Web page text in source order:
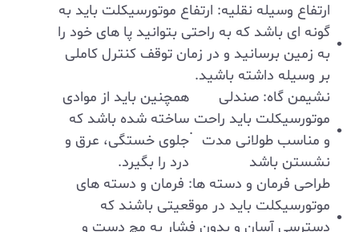
ارتفاع وسیله نقلیه: ارتفاع موتورسیکلت باید به
گونه ‌ای باشد که به راحتی بتوانید پا های خود را
به زمین برسانید و در زمان توقف کنترل کاملی
بر وسیله داشته باشید.
نشیمن ‌گاه: صندلی
موتورسیکلت باید راحت
و مناسب طولانی مدت
نشستن باشد
.
همچنین باید از موادی
ساخته شده باشد که
جلوی خستگی، عرق و
درد را بگیرد.
طراحی فرمان و دسته ‌ها: فرمان و دسته‌ های
موتورسیکلت باید در موقعیتی باشند که
دسترسی آسان و بدون فشار به مچ دست و